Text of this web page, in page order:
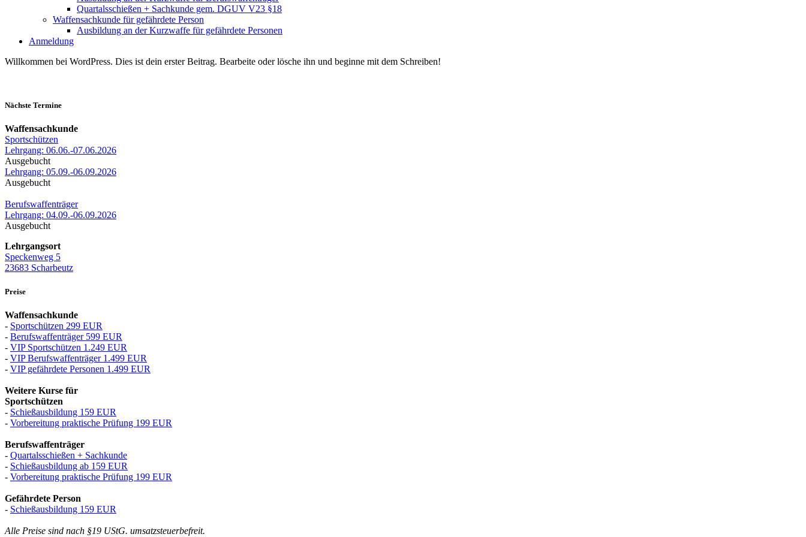
Quartalsschießen + Sachkunde gem. DGUV V23 §18
Waffensachkunde für gefährdete Person
Ausbildung an der Kurzwaffe für gefährdete Personen
Anmeldung
Willkommen bei WordPress. Dies ist dein erster Beitrag. Bearbeite oder lösche ihn und beginne mit dem Schreiben!
Nächste Termine
Waffensachkunde
Sportschützen
Lehrgang: 06.06.-07.06.2026
Ausgebucht
Lehrgang: 05.09.-06.09.2026
Ausgebucht
Berufswaffenträger
Lehrgang: 04.09.-06.09.2026
Ausgebucht
Lehrgangsort
Speckenweg 5
23683 Scharbeutz
Preise
Waffensachkunde
- Sportschützen 299 EUR
- Berufswaffenträger 599 EUR
- VIP Sportschützen 1.249 EUR
- VIP Berufswaffenträger 1.499 EUR
- VIP gefährdete Personen 1.499 EUR
Weitere Kurse für
Sportschützen
- Schießausbildung 159 EUR
- Vorbereitung praktische Prüfung 199 EUR
Berufswaffenträger
- Quartalsschießen + Sachkunde
- Schießausbildung ab 159 EUR
- Vorbereitung praktische Prüfung 199 EUR
Gefährdete Person
- Schießausbildung 159 EUR
Alle Preise sind nach §19 UStG. umsatzsteuerbefreit.